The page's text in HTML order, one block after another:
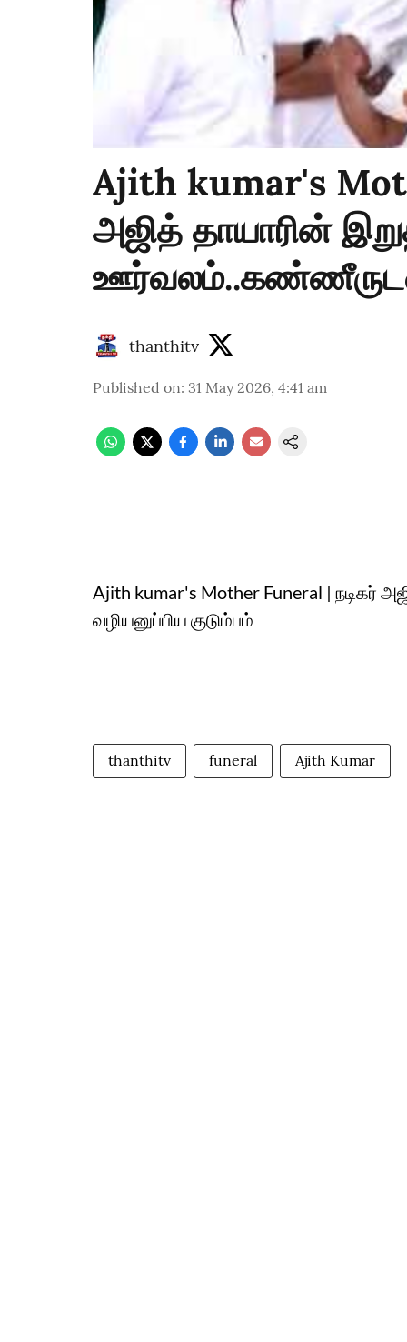
Ajith kumar's
அஜித் தாயாரின்
ஊர்வலம்..கண்ணீருடன்
thanthitv
Published on: 31 May 2026, 4:41 am
Ajith kumar's Mother Funeral |
வழியனுப்பிய குடும்பம்
thanthitv funeral Ajith Kumar